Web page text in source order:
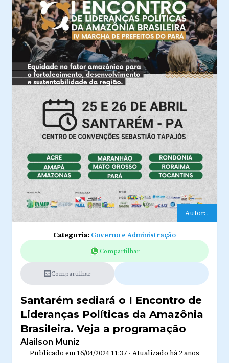
Autor: .
Categoria: Governo e Administração
Compartilhar
Compartilhar
Santarém sediará o I Encontro de
Lideranças Políticas da Amazônia
Brasileira. Veja a programação
Alailson Muniz
Publicado em 16/04/2024 11:37 - Atualizado há 2 anos